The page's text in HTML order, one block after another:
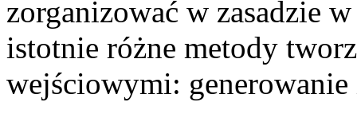
zorganizować w zasadzie
istotnie różne metody
wejściowymi: